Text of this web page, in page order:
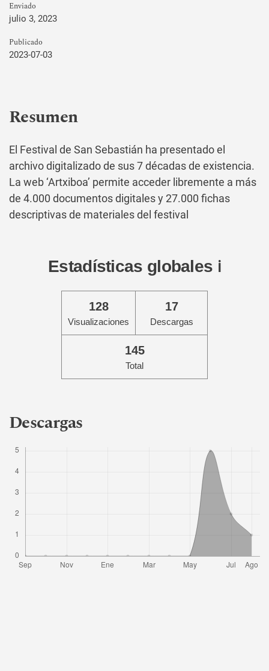
Enviado
julio 3, 2023
Publicado
2023-07-03
Resumen
El Festival de San Sebastián ha presentado el
archivo digitalizado de sus 7 décadas de existencia.
La web ‘Artxiboa’ permite acceder libremente a más
de 4.000 documentos digitales y 27.000 fichas
descriptivas de materiales del festival
Estadísticas globales ℹ️
128
Visualizaciones
17
Descargas
145
Total
Descargas